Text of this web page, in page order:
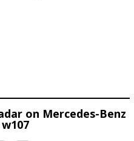
on Mercedes-Benz